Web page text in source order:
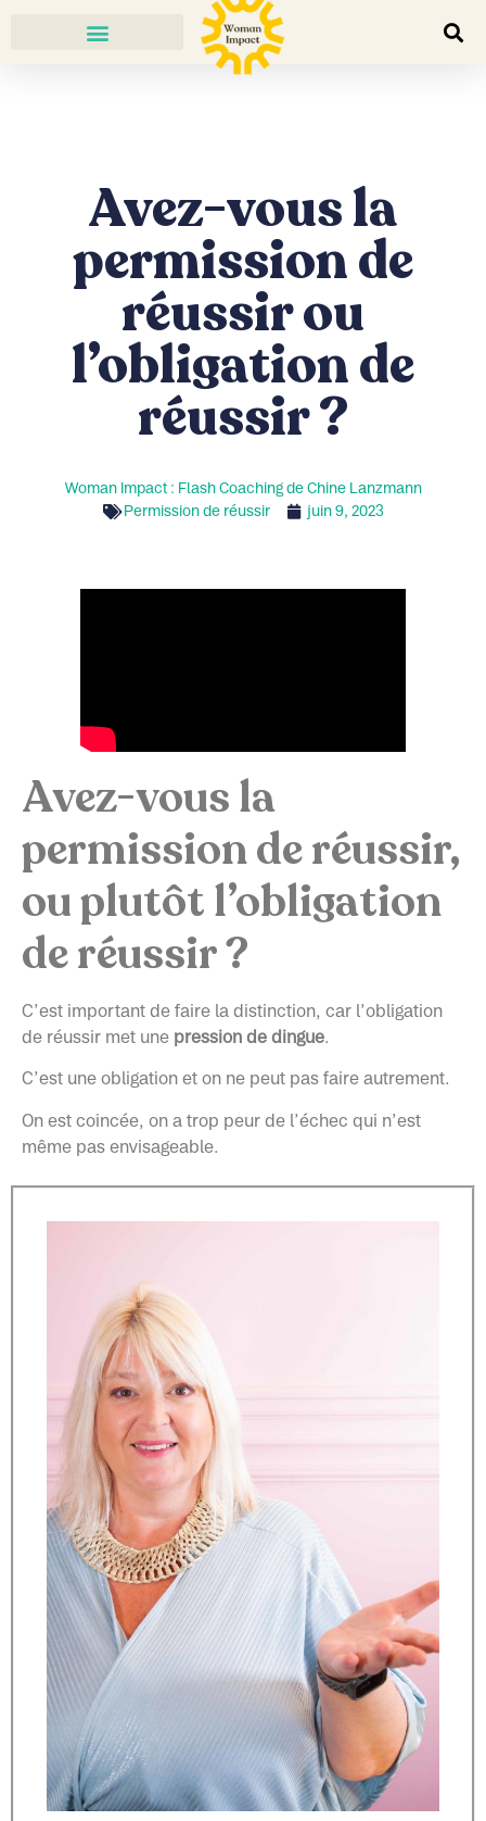
Avez-vous la
permission de
réussir ou
l’obligation de
réussir ?
Woman Impact : Flash Coaching de Chine Lanzmann
Permission de réussir
juin 9, 2023
Avez-vous la
permission de réussir,
ou plutôt l’obligation
de réussir ?
C’est important de faire la distinction, car l’obligation
de réussir met une pression de dingue.
C’est une obligation et on ne peut pas faire autrement.
On est coincée, on a trop peur de l’échec qui n’est
même pas envisageable.